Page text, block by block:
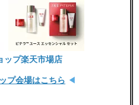
ップ楽天市場店
プ会場はこちら ◀